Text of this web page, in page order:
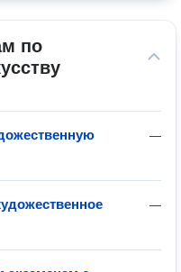
по
—
—